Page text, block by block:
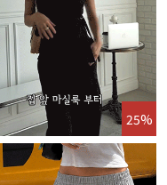
25%